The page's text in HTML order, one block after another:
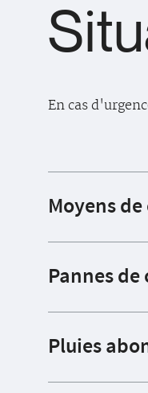
En cas
Moyens
Pannes
Pluies